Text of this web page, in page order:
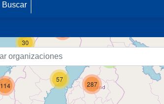
Buscar
30
57
287
114